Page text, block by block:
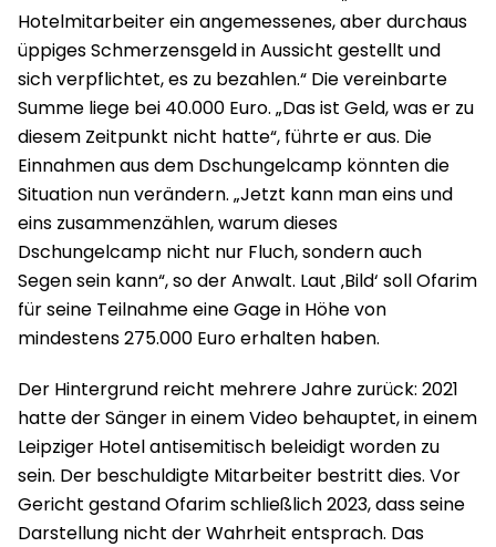
Hotelmitarbeiter ein angemessenes, aber durchaus
üppiges Schmerzensgeld in Aussicht gestellt und
sich verpflichtet, es zu bezahlen.“ Die vereinbarte
Summe liege bei 40.000 Euro. „Das ist Geld, was er zu
diesem Zeitpunkt nicht hatte“, führte er aus. Die
Einnahmen aus dem Dschungelcamp könnten die
Situation nun verändern. „Jetzt kann man eins und
eins zusammenzählen, warum dieses
Dschungelcamp nicht nur Fluch, sondern auch
Segen sein kann“, so der Anwalt. Laut ‚Bild‘ soll Ofarim
für seine Teilnahme eine Gage in Höhe von
mindestens 275.000 Euro erhalten haben.
Der Hintergrund reicht mehrere Jahre zurück: 2021
hatte der Sänger in einem Video behauptet, in einem
Leipziger Hotel antisemitisch beleidigt worden zu
sein. Der beschuldigte Mitarbeiter bestritt dies. Vor
Gericht gestand Ofarim schließlich 2023, dass seine
Darstellung nicht der Wahrheit entsprach. Das